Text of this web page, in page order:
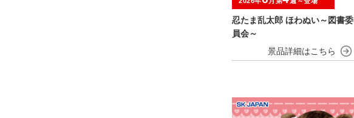
忍たま乱太郎 ほわぬい～図書委
員会～